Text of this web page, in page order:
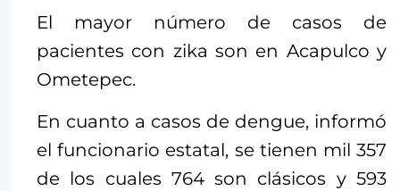
El mayor número de casos de
pacientes con zika son en Acapulco y
Ometepec.
En cuanto a casos de dengue, informó
el funcionario estatal, se tienen mil 357
de los cuales 764 son clásicos y 593